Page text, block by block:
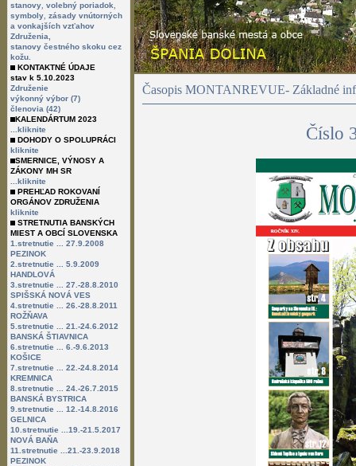
stanovy volebný poriadok
symboly zásady vnútorných
a vonkajších vzťahov
Združenia,
stanovy čestného skoku cez
kožu.
KONTAKTNÉ ÚDAJE
stav k 5.10.2023
Združenie
výkonný výbor (7)
členovia (42)
KALENDÁRTUM 2023
...kliknite
DOHODY O SPOLUPRÁCI
kliknite
SMERNICE, VÝNOSY A
ZÁKONY MH SR
...kliknite
PREHĽAD ROKOVANÍ
ORGÁNOV ZDRUŽENIA
kliknite
STRETNUTIA BANSKÝCH
MIEST A OBCÍ SLOVENSKA
1.stretnutie ... 27.9.2008
PEZINOK
2.stretnutie ... 5.9.2009
HANDLOVÁ
3.stretnutie ... 27.-28.8.2010
SPIŠSKÁ NOVÁ VES
4.stretnutie ... 26.-28.8.2011
ROŽŇAVA
5.stretnutie ... 21.-24.6.2012
BANSKÁ ŠTIAVNICA
6.stretnutie ... 6.-9.6.2013
KOŠICE
7.stretnutie ... 22.-24.8.2014
KREMNICA
8.stretnutie ... 24.-26.7.2015
BANSKÁ BYSTRICA
9.stretnutie ... 12.-14.8.2016
GELNICA
10.stretnutie ...19.-21.5.2017
NOVÁ BAŇA
11.stretnutie ...21.-23.9.2018
PEZINOK
Časopis MONTANREVUE- Základné
Číslo